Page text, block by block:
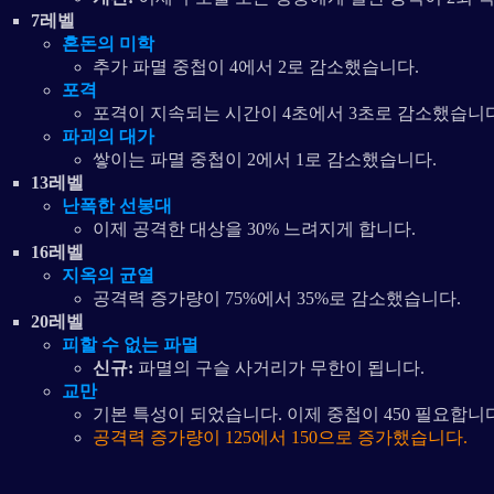
7레벨
혼돈의 미학
추가 파멸 중첩이 4에서 2로 감소했습니다.
포격
포격이 지속되는 시간이 4초에서 3초로 감소했습니
파괴의 대가
쌓이는 파멸 중첩이 2에서 1로 감소했습니다.
13레벨
난폭한 선봉대
이제 공격한 대상을 30% 느려지게 합니다.
16레벨
지옥의 균열
공격력 증가량이 75%에서 35%로 감소했습니다.
20레벨
피할 수 없는 파멸
신규: 파멸의 구슬 사거리가 무한이 됩니다.
교만
기본 특성이 되었습니다. 이제 중첩이 450 필요합니
공격력 증가량이 125에서 150으로 증가했습니다.